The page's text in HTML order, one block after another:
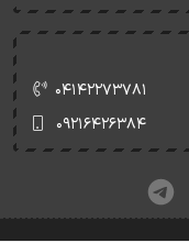
۰۴۱۴۲۲۷۳۷۸۱
۰۹۲۱۶۴۲۶۳۸۴